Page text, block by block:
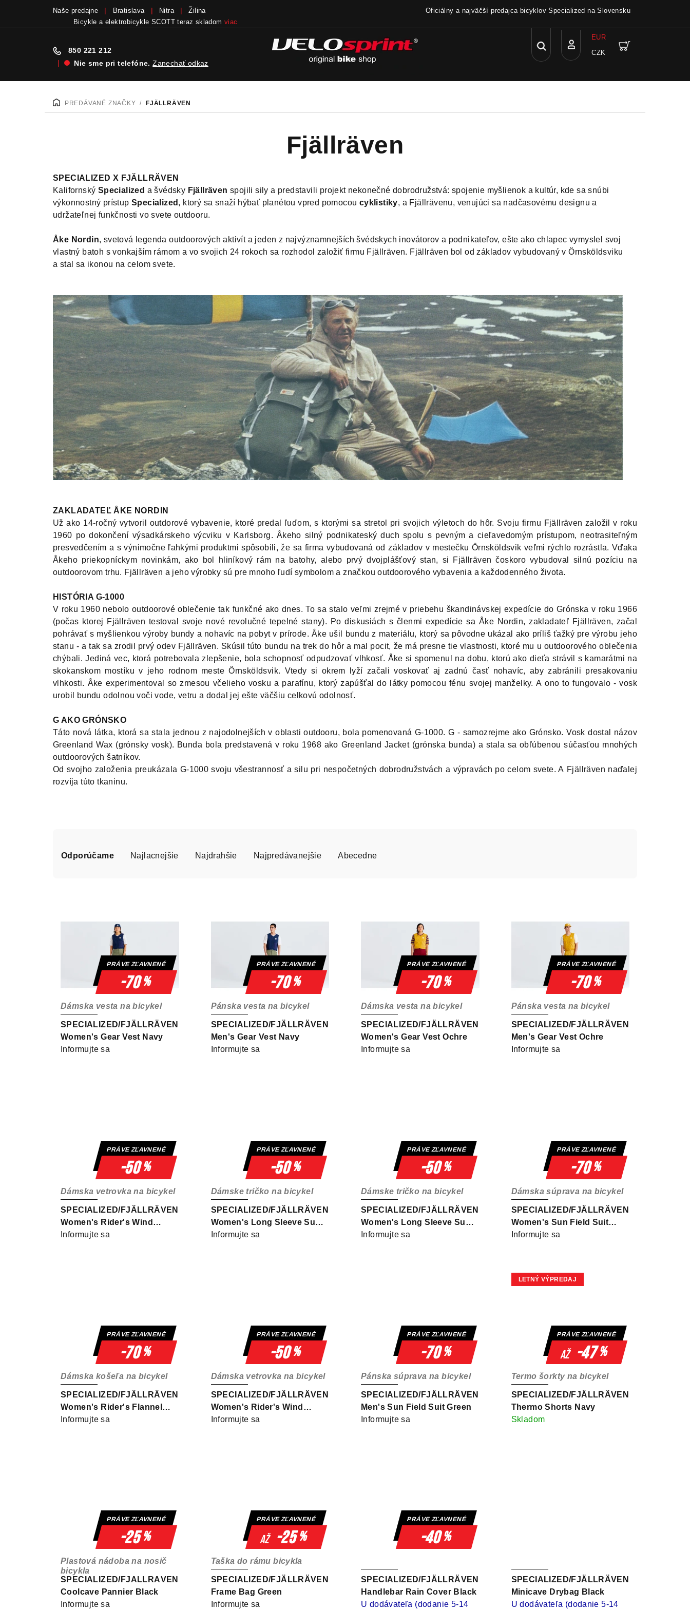
Naše predajne Bratislava Nitra Žilina
Oficiálny a najväčší predajca bicyklov Specialized na Slovensku
Bicykle a elektrobicykle SCOTT teraz skladom viac
850 221 212
|
Nie sme pri telefóne.Zanechať odkaz
Hľadať
Prihlásenie
EUR
CZK
košík
DOMOVPREDÁVANÉ ZNAČKY / FJÄLLRÄVEN
Fjällräven
SPECIALIZED X FJÄLLRÄVEN
Kalifornský Specialized a švédsky Fjällräven spojili sily a predstavili projekt nekonečné dobrodružstvá: spojenie myšlienok a kultúr, kde sa snúbi
výkonnostný prístup Specialized , ktorý sa snaží hýbať planétou vpred pomocou cyklistiky, a Fjällrävenu, venujúci sa nadčasovému designu a
udržateľnej funkčnosti vo svete outdooru.
Åke Nordin, svetová legenda outdoorových aktivít a jeden z najvýznamnejších švédskych inovátorov a podnikateľov, ešte ako chlapec vymyslel svoj
vlastný batoh s vonkajším rámom a vo svojich 24 rokoch sa rozhodol založiť firmu Fjällräven. Fjällräven bol od základov vybudovaný v Örnsköldsviku
a stal sa ikonou na celom svete.
ZAKLADATEĽ ÅKE NORDIN
Už ako 14-ročný vytvoril outdorové vybavenie, ktoré predal ľuďom, s ktorými sa stretol pri svojich výletoch do hôr. Svoju firmu Fjällräven založil v roku
1960 po dokončení výsadkárskeho výcviku v Karlsborg. Åkeho silný podnikateský duch spolu s pevným a cieľavedomým prístupom, neotrasiteľným
presvedčením a s výnimočne ľahkými produktmi spôsobili, že sa firma vybudovaná od základov v mestečku Örnsköldsvik veľmi rýchlo rozrástla. Vďaka
Åkeho priekopníckym novinkám, ako bol hliníkový rám na batohy, alebo prvý dvojplášťový stan, si Fjällräven čoskoro vybudoval silnú pozíciu na
outdoorovom trhu. Fjällräven a jeho výrobky sú pre mnoho ľudí symbolom a značkou outdoorového vybavenia a každodenného života.
HISTÓRIA G-1000
V roku 1960 nebolo outdoorové oblečenie tak funkčné ako dnes. To sa stalo veľmi zrejmé v priebehu škandinávskej expedície do Grónska v roku 1966
(počas ktorej Fjällräven testoval svoje nové revolučné tepelné stany). Po diskusiách s členmi expedície sa Åke Nordin, zakladateľ Fjällräven, začal
pohrávať s myšlienkou výroby bundy a nohavíc na pobyt v prírode. Åke ušil bundu z materiálu, ktorý sa pôvodne ukázal ako príliš ťažký pre výrobu jeho
stanu - a tak sa zrodil prvý odev Fjällräven. Skúsil túto bundu na trek do hôr a mal pocit, že má presne tie vlastnosti, ktoré mu u outdoorového oblečenia
chýbali. Jediná vec, ktorá potrebovala zlepšenie, bola schopnosť odpudzovať vlhkosť. Åke si spomenul na dobu, ktorú ako dieťa strávil s kamarátmi na
skokanskom mostíku v jeho rodnom meste Örnsköldsvik. Vtedy si okrem lyží začali voskovať aj zadnú časť nohavíc, aby zabránili presakovaniu
vlhkosti. Åke experimentoval so zmesou včelieho vosku a parafínu, ktorý zapúšťal do látky pomocou fénu svojej manželky. A ono to fungovalo - vosk
urobil bundu odolnou voči vode, vetru a dodal jej ešte väčšiu celkovú odolnosť.
G AKO GRÓNSKO
Táto nová látka, ktorá sa stala jednou z najodolnejších v oblasti outdooru, bola pomenovaná G-1000. G - samozrejme ako Grónsko. Vosk dostal názov
Greenland Wax (grónsky vosk). Bunda bola predstavená v roku 1968 ako Greenland Jacket (grónska bunda) a stala sa obľúbenou súčasťou mnohých
outdoorových šatníkov.
Od svojho založenia preukázala G-1000 svoju všestrannosť a silu pri nespočetných dobrodružstvách a výpravách po celom svete. A Fjällräven naďalej
rozvíja túto tkaninu.
a
n
o
d
u
Odporúčame Najlacnejšie Najdrahšie Najpredávanejšie Abecedne
p
o
d
PRÁVE ZĽAVNENÉ
-70%
SPECIALIZED/FJÄLLRÄVEN
Women's Gear Vest Navy
Dámska vesta na bicykel
Informujte sa
PRÁVE ZĽAVNENÉ
-70%
SPECIALIZED/FJÄLLRÄVEN
Men's Gear Vest Navy
Pánska vesta na bicykel
Informujte sa
PRÁVE ZĽAVNENÉ
-70%
SPECIALIZED/FJÄLLRÄVEN
Women's Gear Vest Ochre
Dámska vesta na bicykel
Informujte sa
PRÁVE ZĽAVNENÉ
-70%
SPECIALIZED/FJÄLLRÄVEN
Men's Gear Vest Ochre
Pánska vesta na bicykel
Informujte sa
PRÁVE ZĽAVNENÉ
-50%
SPECIALIZED/FJÄLLRÄVEN
Women's Rider's Wind
Jacket Pomegranate Red
Dámska vetrovka na bicykel
Informujte sa
PRÁVE ZĽAVNENÉ
-50%
SPECIALIZED/FJÄLLRÄVEN
Women's Long Sleeve Sun
Shirt Navy
Dámske tričko na bicykel
Informujte sa
PRÁVE ZĽAVNENÉ
-50%
SPECIALIZED/FJÄLLRÄVEN
Women's Long Sleeve Sun
Shirt Green
Dámske tričko na bicykel
Informujte sa
PRÁVE ZĽAVNENÉ
-70%
SPECIALIZED/FJÄLLRÄVEN
Women's Sun Field Suit
Green
Dámska súprava na bicykel
Informujte sa
PRÁVE ZĽAVNENÉ
-70%
SPECIALIZED/FJÄLLRÄVEN
Women's Rider's Flannel
Shirt Grey Flag Window
Dámska košeľa na bicykel
Informujte sa
PRÁVE ZĽAVNENÉ
-50%
SPECIALIZED/FJÄLLRÄVEN
Women's Rider's Wind
Jacket Green
Dámska vetrovka na bicykel
Informujte sa
PRÁVE ZĽAVNENÉ
-70%
SPECIALIZED/FJÄLLRÄVEN
Men's Sun Field Suit Green
Pánska súprava na bicykel
Informujte sa
LETNÝ VÝPREDAJ
PRÁVE ZĽAVNENÉ
až -47%
SPECIALIZED/FJÄLLRÄVEN
Thermo Shorts Navy
Termo šorkty na bicykel
Skladom
PRÁVE ZĽAVNENÉ
-25%
SPECIALIZED/FJÄLLRÄVEN
Coolcave Pannier Black
Plastová nádoba na nosič
bicykla
Informujte sa
PRÁVE ZĽAVNENÉ
až -25%
SPECIALIZED/FJÄLLRÄVEN
Frame Bag Green
Taška do rámu bicykla
Informujte sa
PRÁVE ZĽAVNENÉ
-40%
SPECIALIZED/FJÄLLRÄVEN
Handlebar Rain Cover Black
U dodávateľa (dodanie 5-14
SPECIALIZED/FJÄLLRÄVEN
Minicave Drybag Black
U dodávateľa (dodanie 5-14